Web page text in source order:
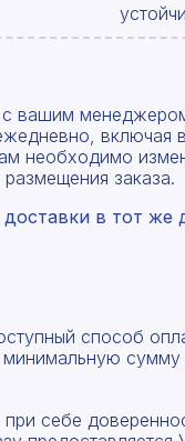
вашим
необходимо
заказа.
в тот же
способ
сумму
себе